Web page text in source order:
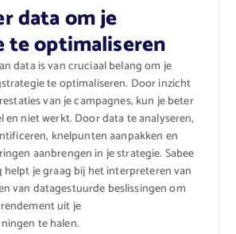
data om je
te optimaliseren
data is van cruciaal belang om je
te optimaliseren. Door inzicht
van je campagnes, kun je beter
en niet werkt. Door data te analyseren,
knelpunten aanpakken en
aanbrengen in je strategie. Sabee
helpt je graag bij het interpreteren van
van datagestuurde beslissingen om
uit je
te halen.